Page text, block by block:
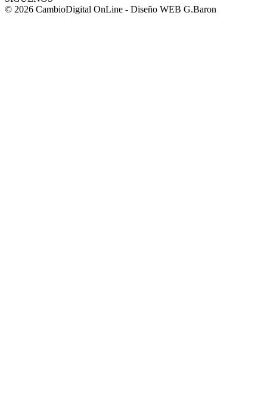
© 2026 CambioDigital OnLine - Diseño WEB G.Baron